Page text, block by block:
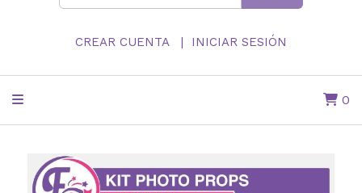
CREAR CUENTA INICIAR SESIÓN
0